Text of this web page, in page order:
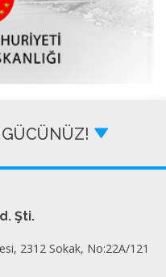
Şti.
2312 Sokak, No:22A/121